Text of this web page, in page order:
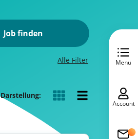
Job finden
Alle Filter
Darstellung:
Menü
Account